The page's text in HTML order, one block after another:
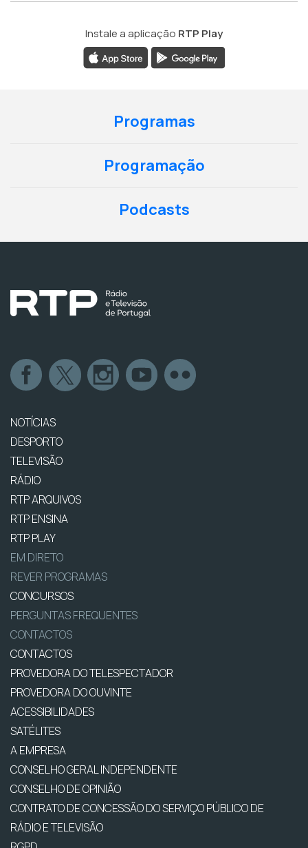
Instale a aplicação RTP Play
Programas
Programação
Podcasts
NOTÍCIAS
DESPORTO
TELEVISÃO
RÁDIO
RTP ARQUIVOS
RTP ENSINA
RTP PLAY
EM DIRETO
REVER PROGRAMAS
CONCURSOS
PERGUNTAS FREQUENTES
CONTACTOS
CONTACTOS
PROVEDORA DO TELESPECTADOR
PROVEDORA DO OUVINTE
ACESSIBILIDADES
SATÉLITES
A EMPRESA
CONSELHO GERAL INDEPENDENTE
CONSELHO DE OPINIÃO
CONTRATO DE CONCESSÃO DO SERVIÇO PÚBLICO DE
RÁDIO E TELEVISÃO